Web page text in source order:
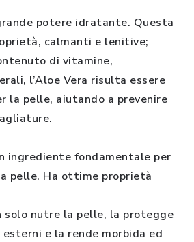
potere idratante. Questa
calmanti e lenitive;
di vitamine,
l’Aloe Vera risulta essere
la pelle, aiutando a prevenire
ingrediente fondamentale per
pelle. Ha ottime proprietà
solo nutre la pelle, la protegge
e la rende morbida ed